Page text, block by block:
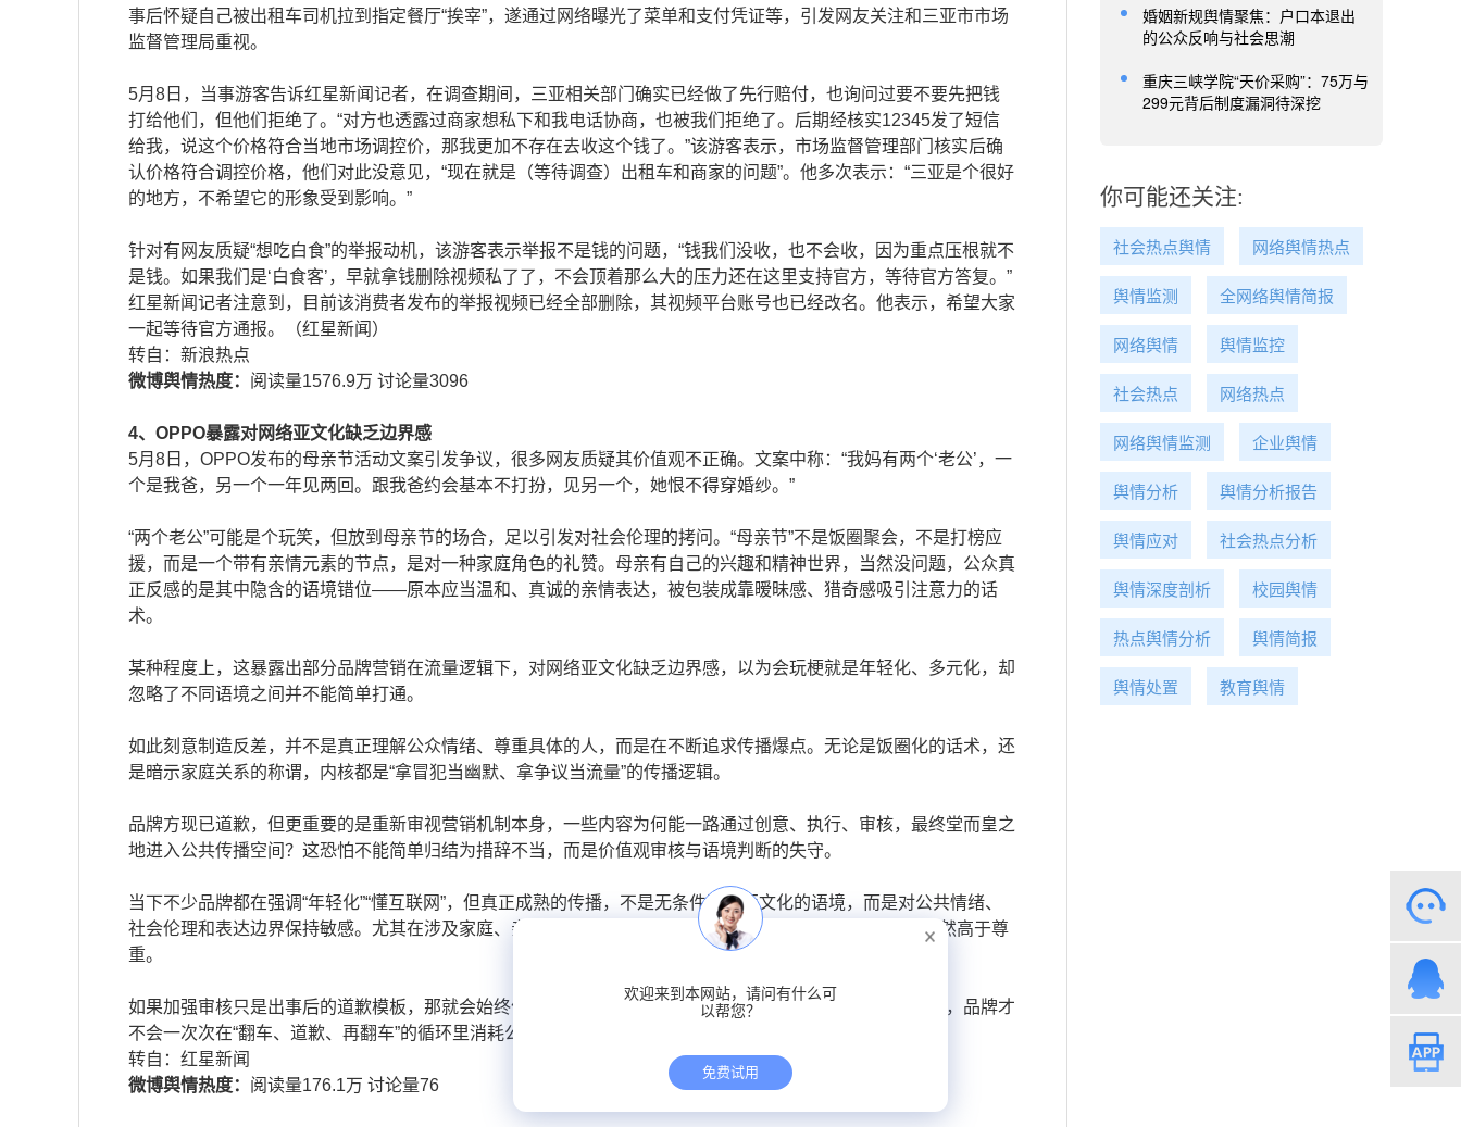
事后怀疑自己被出租车司机拉到指定餐厅“挨宰”，遂通过网络曝光了菜单和支付凭证等，引发网友关注和三亚市市场
监督管理局重视。
5月8日，当事游客告诉红星新闻记者，在调查期间，三亚相关部门确实已经做了先行赔付，也询问过要不要先把钱
打给他们，但他们拒绝了。“对方也透露过商家想私下和我电话协商，也被我们拒绝了。后期经核实12345发了短信
给我，说这个价格符合当地市场调控价，那我更加不存在去收这个钱了。”该游客表示，市场监督管理部门核实后确
认价格符合调控价格，他们对此没意见，“现在就是（等待调查）出租车和商家的问题”。他多次表示：“三亚是个很好
的地方，不希望它的形象受到影响。”
针对有网友质疑“想吃白食”的举报动机，该游客表示举报不是钱的问题，“钱我们没收，也不会收，因为重点压根就不
是钱。如果我们是‘白食客’，早就拿钱删除视频私了了，不会顶着那么大的压力还在这里支持官方，等待官方答复。”
红星新闻记者注意到，目前该消费者发布的举报视频已经全部删除，其视频平台账号也已经改名。他表示，希望大家
一起等待官方通报。（红星新闻）
​​转自：新浪热点
微博舆情热度： 阅读量1576.9万 讨论量3096
4、OPPO暴露对网络亚文化缺乏边界感
5月8日，OPPO发布的母亲节活动文案引发争议，很多网友质疑其价值观不正确。文案中称：“我妈有两个‘老公’，一
个是我爸，另一个一年见两回。跟我爸约会基本不打扮，见另一个，她恨不得穿婚纱。”
“两个老公”可能是个玩笑，但放到母亲节的场合，足以引发对社会伦理的拷问。“母亲节”不是饭圈聚会，不是打榜应
援，而是一个带有亲情元素的节点，是对一种家庭角色的礼赞。母亲有自己的兴趣和精神世界，当然没问题，公众真
正反感的是其中隐含的语境错位——原本应当温和、真诚的亲情表达，被包装成靠暧昧感、猎奇感吸引注意力的话
术。
某种程度上，这暴露出部分品牌营销在流量逻辑下，对网络亚文化缺乏边界感，以为会玩梗就是年轻化、多元化，却
忽略了不同语境之间并不能简单打通。
如此刻意制造反差，并不是真正理解公众情绪、尊重具体的人，而是在不断追求传播爆点。无论是饭圈化的话术，还
是暗示家庭关系的称谓，内核都是“拿冒犯当幽默、拿争议当流量”的传播逻辑。
品牌方现已道歉，但更重要的是重新审视营销机制本身，一些内容为何能一路通过创意、执行、审核，最终堂而皇之
地进入公共传播空间？这恐怕不能简单归结为措辞不当，而是价值观审核与语境判断的失守。
当下不少品牌都在强调“年轻化”“懂互联网”，但真正成熟的传播，不是无条件迎合亚文化的语境，而是对公共情绪、
社会伦理和表达边界保持敏感。尤其在涉及家庭、亲情、性别等议题时，更应意识到，所谓的“创意”并不天然高于尊
重。
如果加强审核只是出事后的道歉模板，那就会始终停留在公关层面，只有真正落实到营销策划的每一个环节，品牌才
不会一次次在“翻车、道歉、再翻车”的循环里消耗公众信任。
​​转自：红星新闻
微博舆情热度： 阅读量176.1万 讨论量76
婚姻新规舆情聚焦：户口本退出
的公众反响与社会思潮
重庆三峡学院“天价采购”：75万与
299元背后制度漏洞待深挖
你可能还关注:
社会热点舆情 网络舆情热点
舆情监测 全网络舆情简报
网络舆情 舆情监控
社会热点 网络热点
网络舆情监测 企业舆情
舆情分析 舆情分析报告
舆情应对 社会热点分析
舆情深度剖析 校园舆情
热点舆情分析 舆情简报
舆情处置 教育舆情
欢迎来到本网站，请问有什么可
以帮您？
免费试用